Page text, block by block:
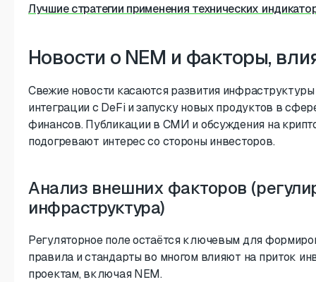
Лучшие стратегии применения технических
Новости о NEM и факторы,
Свежие новости касаются развития
интеграции с DeFi и запуску новых продуктов в
финансов. Публикации в СМИ и обсуждения на
подогревают интерес со стороны инвесторов.
Анализ внешних факторов
инфраструктура)
Регуляторное поле остаётся ключевым для
правила и стандарты во многом влияют на приток
проектам, включая NEM.